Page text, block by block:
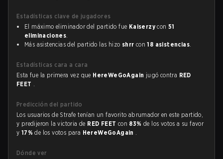
Estadísticas clave de jugadores
El máximo eliminador del partido fue Kaiserzy con51
eliminaciones.
Más asistencias del partido las hizo shrr con18 asistencias.
Estadísticas cara a cara
Esta fue la primera vez que HereWeGoAgain jugó contra RED
FEET .
Predicción del partido
Los usuarios de Strafe tenían un favorito abrumador en este partido,
y predijeron la victoria de RED FEET con 83%de los votos a su favor
y 17%de los votos para HereWeGoAgain .
Dónde ver